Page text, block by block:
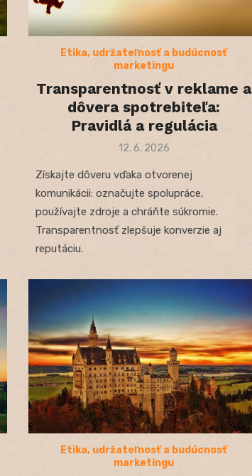
Etika, udržateľnosť a budúcnosť
marketingu
Transparentnosť v reklame a
dôvera spotrebiteľa:
Pravidlá a regulácia
Posted
12. 6. 2026
Získajte dôveru vďaka otvorenej
komunikácii: označujte spolupráce,
používajte zdroje a chráňte súkromie.
Transparentnosť zlepšuje konverzie aj
reputáciu.
Etika, udržateľnosť a budúcnosť
marketingu